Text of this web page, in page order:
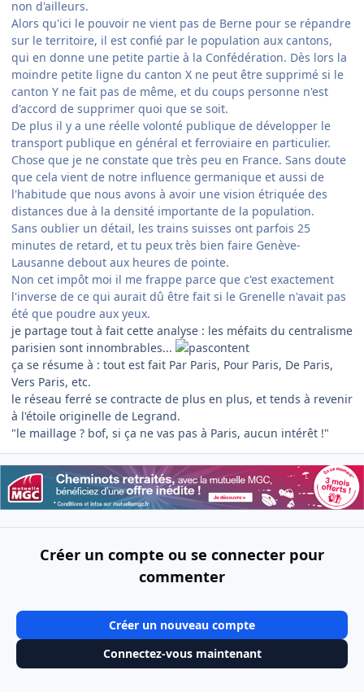
non d'ailleurs.
Alors qu'ici le pouvoir ne vient pas de Berne pour se répandre
sur le territoire, il est confié par le population aux cantons,
qui en donne une petite partie à la Confédération. Dès lors la
moindre petite ligne du canton X ne peut être supprimé si le
canton Y ne fait pas de même, et du coups personne n'est
d'accord de supprimer quoi que se soit.
De plus il y a une réelle volonté publique de développer le
transport publique en général et ferroviaire en particulier.
Chose que je ne constate que très peu en France. Sans doute
que cela vient de notre influence germanique et aussi de
l'habitude que nous avons à avoir une vision étriquée des
distances due à la densité importante de la population.
Sans oublier un détail, les trains suisses ont parfois 25
minutes de retard, et tu peux très bien faire Genève-
Lausanne debout aux heures de pointe.
Non cet impôt moi il me frappe parce que c'est exactement
l'inverse de ce qui aurait dû être fait si le Grenelle n'avait pas
été que poudre aux yeux.
je partage tout à fait cette analyse : les méfaits du centralisme
parisien sont innombrables...
ça se résume à : tout est fait Par Paris, Pour Paris, De Paris,
Vers Paris, etc.
le réseau ferré se contracte de plus en plus, et tends à revenir
à l'étoile originelle de Legrand.
"le maillage ? bof, si ça ne vas pas à Paris, aucun intérêt !"
Créer un compte ou se connecter pour
commenter
Créer un nouveau compte
Connectez-vous maintenant